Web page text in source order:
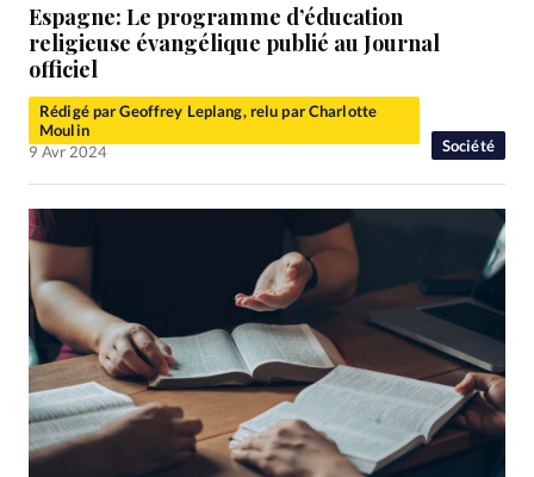
Société
Espagne: Le programme d’éducation
religieuse évangélique publié au Journal
officiel
Rédigé par Geoffrey Leplang, relu par Charlotte
Moulin
9 Avr 2024